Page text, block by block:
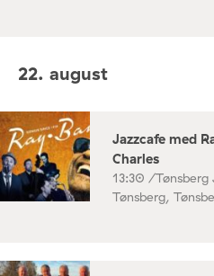
22. august
Jazzcafe med
Charles
13:30 /Tønsberg
Tønsberg,